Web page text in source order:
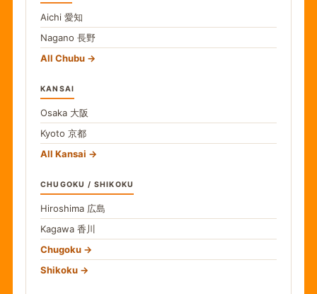
Aichi 愛知
Nagano 長野
All Chubu
KANSAI
Osaka 大阪
Kyoto 京都
All Kansai
CHUGOKU / SHIKOKU
Hiroshima 広島
Kagawa 香川
Chugoku
Shikoku